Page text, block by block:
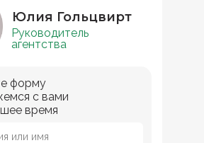
форму
с вами
время
Юлия Гольцвирт
Руководитель
агентства